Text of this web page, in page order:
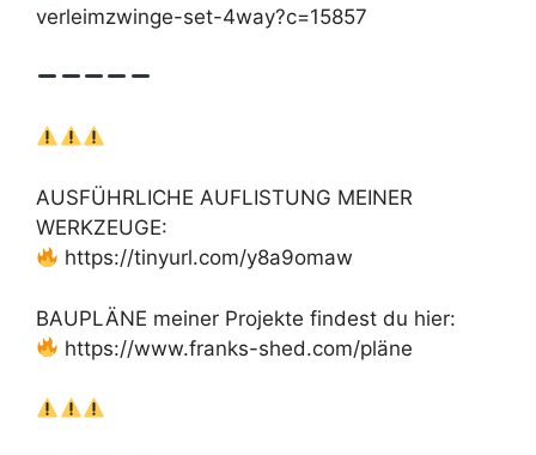
verleimzwinge-set-4way?c=15857
AUSFÜHRLICHE AUFLISTUNG MEINER
WERKZEUGE:
https://tinyurl.com/y8a9omaw
BAUPLÄNE meiner Projekte findest du hier:
https://www.franks-shed.com/pläne